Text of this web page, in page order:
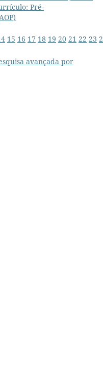
Pré-
15 16 17 18 19 20 21 22 23
avançada por